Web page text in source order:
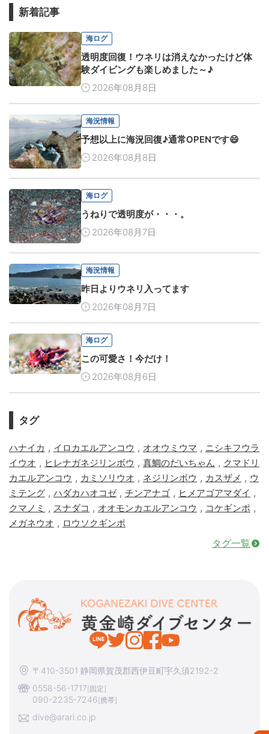
新着記事
海ログ
透明度回復！ウネリは消えなかったけど体
験ダイビングも楽しめました～♪
2026年08月8日
海況情報
予想以上に海況回復♪通常OPENです😄
2026年08月8日
海ログ
うねりで透明度が・・・。
2026年08月7日
海況情報
昨日よりウネリ入ってます
2026年08月7日
海ログ
この可愛さ！今だけ！
2026年08月6日
タグ
ハナイカ , イロカエルアンコウ , オオウミウマ , ニシキフウラ
イウオ , ヒレナガネジリンボウ , 真鯛のだいちゃん , クマドリ
カエルアンコウ , カミソリウオ , ネジリンボウ , カスザメ , ウ
ミテング , ハダカハオコゼ, チンアナゴ , ヒメアゴアマダイ ,
クマノミ , スナダコ , オオモンカエルアンコウ , コケギンポ ,
メガネウオ , ロウソクギンポ
タグ一覧
〒410-3501 静岡県賀茂郡西伊豆町宇久須2192-2
0558-56-1717[固定]
090-2235-7246[携帯]
dive@arari.co.jp